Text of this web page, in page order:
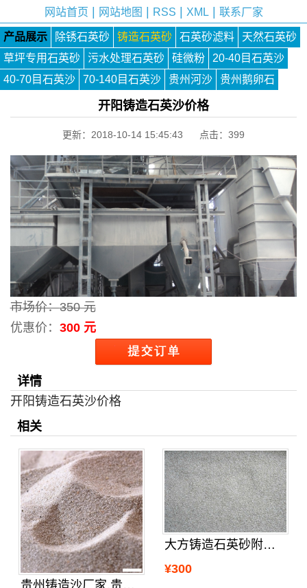
网站首页 网站地图 RSS XML| 联系厂家
产品展示 除锈石英砂 铸造石英砂 石英砂滤料
天然石英砂
草坪专用石英砂
污水处理石英砂 硅微粉
20-40目石英沙
40-70目石英沙
70-140目石英沙 贵州河沙 贵州鹅卵石
开阳铸造石英沙价格
更新：2018-10-14 15:45:43 点击： 399
市场价：350 元
优惠价： 300 元
详情
开阳铸造石英沙价格
相关
大方铸造石英砂附近的厂家
¥300